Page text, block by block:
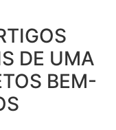
DE UMA
BEM-